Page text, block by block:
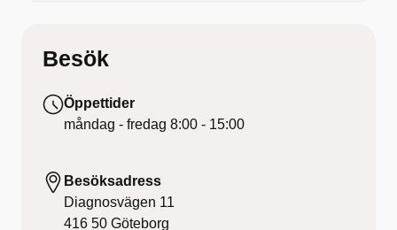
Besök
Öppettider
måndag - fredag 8:00 - 15:00
Besöksadress
Diagnosvägen 11
416 50 Göteborg